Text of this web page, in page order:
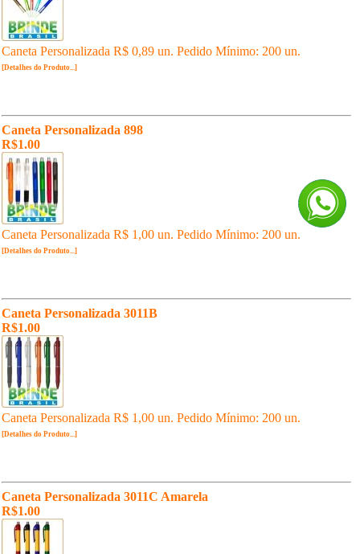
Caneta Personalizada R$ 0,89 un. Pedido Mínimo: 200 un.
[Detalhes do Produto...]
Caneta Personalizada 898
R$1.00
Caneta Personalizada R$ 1,00 un. Pedido Mínimo: 200 un.
[Detalhes do Produto...]
Caneta Personalizada 3011B
R$1.00
Caneta Personalizada R$ 1,00 un. Pedido Mínimo: 200 un.
[Detalhes do Produto...]
Caneta Personalizada 3011C Amarela
R$1.00